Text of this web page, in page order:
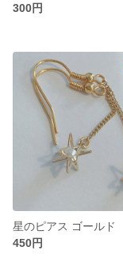
300円
星のピアス ゴールド
450円